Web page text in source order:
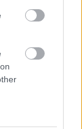
στα